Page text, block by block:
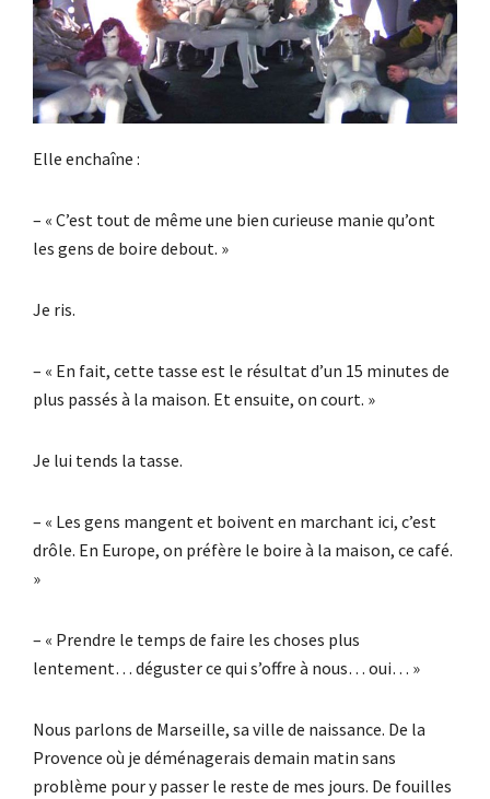
Elle enchaîne :
– « C’est tout de même une bien curieuse manie qu’ont
les gens de boire debout. »
Je ris.
– « En fait, cette tasse est le résultat d’un 15 minutes de
plus passés à la maison. Et ensuite, on court. »
Je lui tends la tasse.
– « Les gens mangent et boivent en marchant ici, c’est
drôle. En Europe, on préfère le boire à la maison, ce café.
»
– « Prendre le temps de faire les choses plus
lentement… déguster ce qui s’offre à nous… oui… »
Nous parlons de Marseille, sa ville de naissance. De la
Provence où je déménagerais demain matin sans
problème pour y passer le reste de mes jours. De fouilles